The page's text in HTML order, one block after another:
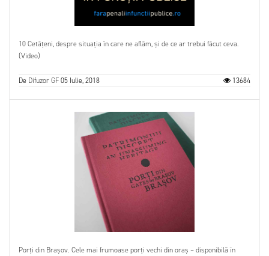
10 Cetățeni, despre situația în care ne aflăm, și de ce ar trebui făcut ceva.
(Video)
De Difuzor GF05 Iulie, 2018 13684
Porți din Brașov. Cele mai frumoase porți vechi din oraș – disponibilă în